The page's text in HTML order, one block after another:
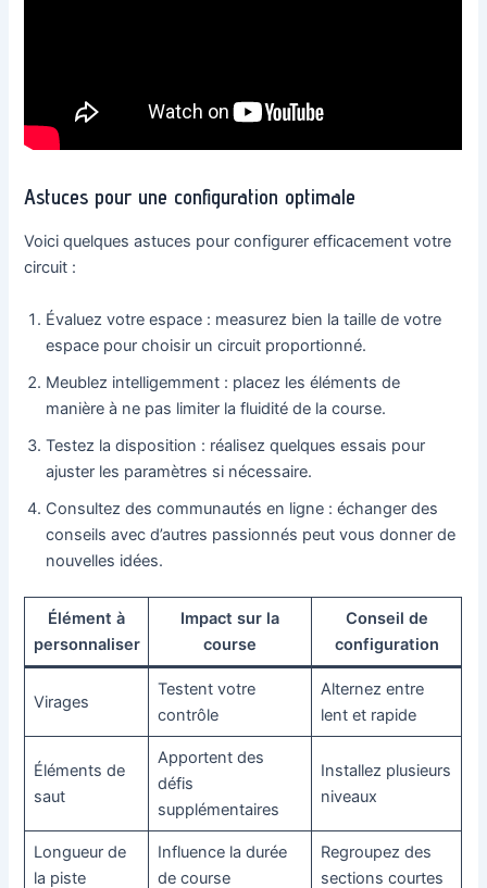
Astuces pour une configuration optimale
Voici quelques astuces pour configurer efficacement votre
circuit :
Évaluez votre espace : measurez bien la taille de votre
espace pour choisir un circuit proportionné.
Meublez intelligemment : placez les éléments de
manière à ne pas limiter la fluidité de la course.
Testez la disposition : réalisez quelques essais pour
ajuster les paramètres si nécessaire.
Consultez des communautés en ligne : échanger des
conseils avec d’autres passionnés peut vous donner de
nouvelles idées.
Élément à
personnaliser
Impact sur la
course
Conseil de
configuration
Virages
Testent votre
contrôle
Alternez entre
lent et rapide
Éléments de
saut
Apportent des
défis
supplémentaires
Installez plusieurs
niveaux
Longueur de
la piste
Influence la durée
de course
Regroupez des
sections courtes